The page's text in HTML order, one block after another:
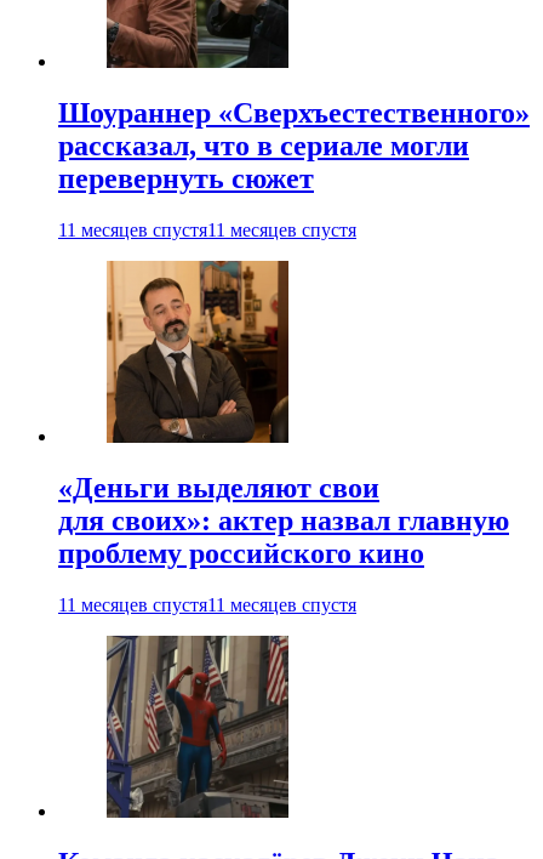
Шоураннер «Сверхъестественного»
рассказал, что в сериале могли
перевернуть сюжет
11 месяцев спустя11 месяцев спустя
«Деньги выделяют свои
для своих»: актер назвал главную
проблему российского кино
11 месяцев спустя11 месяцев спустя